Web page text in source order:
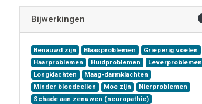
Bijwerkingen
Benauwd zijn Blaasproblemen
Grieperig voelen
Haarproblemen
Huidproblemen
Leverproblemen
Longklachten
Maag-darmklachten
Minder bloedcellen
Moe zijn
Nierproblemen
Schade aan zenuwen (neuropathie)